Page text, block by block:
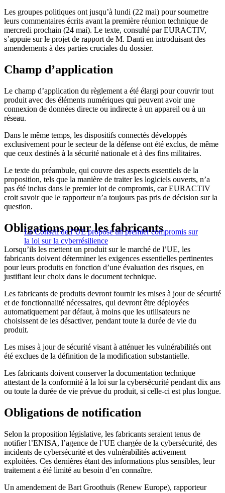
Les groupes politiques ont jusqu’à lundi (22 mai) pour soumettre
leurs commentaires écrits avant la première réunion technique de
mercredi prochain (24 mai). Le texte, consulté par EURACTIV,
s’appuie sur le projet de rapport de M. Danti en introduisant des
amendements à des parties cruciales du dossier.
Champ d’application
Le champ d’application du règlement a été élargi pour couvrir tout
produit avec des éléments numériques qui peuvent avoir une
connexion de données directe ou indirecte à un appareil ou à un
réseau.
Dans le même temps, les dispositifs connectés développés
exclusivement pour le secteur de la défense ont été exclus, de même
que ceux destinés à la sécurité nationale et à des fins militaires.
Le texte du préambule, qui couvre des aspects essentiels de la
proposition, tels que la manière de traiter les logiciels ouverts, n’a
pas été inclus dans le premier lot de compromis, car EURACTIV
croit savoir que le rapporteur n’a toujours pas pris de décision sur la
question.
Le Conseil de l’UE propose un premier compromis sur
la loi sur la cyberrésilience
Obligations pour les fabricants
Lorsqu’ils les mettent un produit sur le marché de l’UE, les
fabricants doivent déterminer les exigences essentielles pertinentes
pour leurs produits en fonction d’une évaluation des risques, en
justifiant leur choix dans le document technique.
Les fabricants de produits devront fournir les mises à jour de sécurité
et de fonctionnalité nécessaires, qui devront être déployées
automatiquement par défaut, à moins que les utilisateurs ne
choisissent de les désactiver, pendant toute la durée de vie du
produit.
Les mises à jour de sécurité visant à atténuer les vulnérabilités ont
été exclues de la définition de la modification substantielle.
Les fabricants doivent conserver la documentation technique
attestant de la conformité à la loi sur la cybersécurité pendant dix ans
ou toute la durée de vie prévue du produit, si celle-ci est plus longue.
Obligations de notification
Selon la proposition législative, les fabricants seraient tenus de
notifier l’ENISA, l’agence de l’UE chargée de la cybersécurité, des
incidents de cybersécurité et des vulnérabilités activement
exploitées. Ces dernières étant des informations plus sensibles, leur
traitement a été limité au besoin d’en connaître.
Un amendement de Bart Groothuis (Renew Europe), rapporteur